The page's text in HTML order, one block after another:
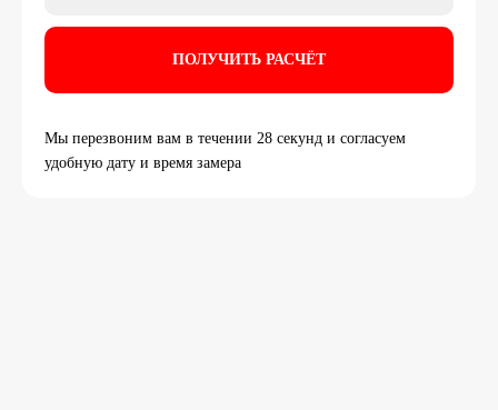
Мы перезвоним вам в течении 28 секунд и согласуем
удобную дату и время замера